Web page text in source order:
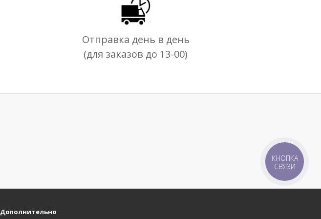
Отправка день в день
(для заказов до 13-00)
Дополнительно
КНОПКА
СВЯЗИ